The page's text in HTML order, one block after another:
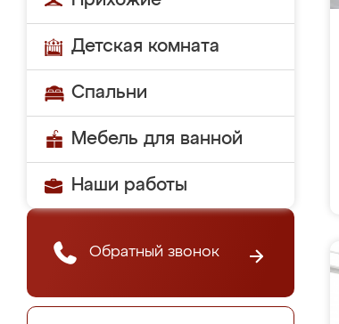
Детская комната
Спальни
Мебель для ванной
Наши работы
Обратный звонок